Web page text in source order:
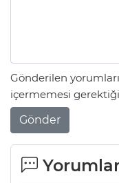
Gönderilen
içermemesi
Gönder